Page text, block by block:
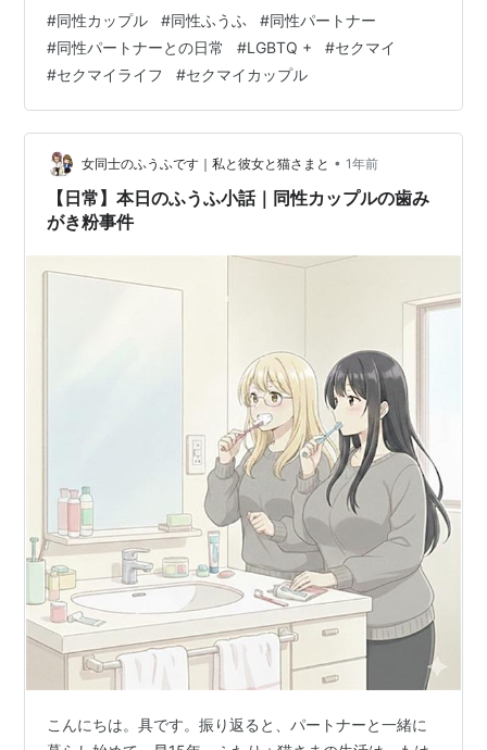
で、夜にはもう胃袋が閉店。お茶くらいしか入りませ
ん。これはもう体質でもあり、長年の習慣でもありま
す。 そんなある日、ポテチを食べようとするパートナー
に言いました。 今食べたら、夕飯食べられなくなるよ す
るとパートナーは、ポテチを頬張りながら不思議そうな
顔で一言。 食べられるから問題ないよ？ ……
#同性カップル #同性ふうふ #同性パートナー
#同性パートナーとの日常 #LGBTQ + #セクマイ
#セクマイライフ #セクマイカップル
女同士のふうふです｜私と彼女と猫さまと • 1年前
【日常】本日のふうふ小話｜同性カップルの歯み
がき粉事件
こんにちは。具です。振り返ると、パートナーと一緒に